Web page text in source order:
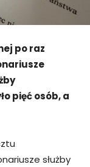
po raz
pięć osób, a
służby